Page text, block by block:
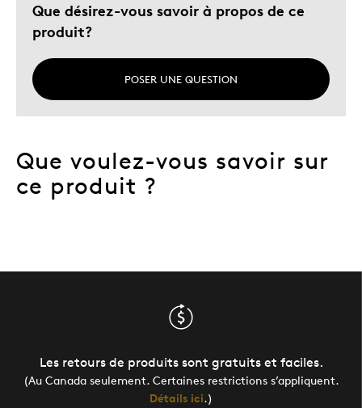
Que désirez-vous savoir à propos de ce
produit?
POSER UNE QUESTION
Que voulez-vous savoir sur
ce produit ?
Les retours de produits sont gratuits et faciles.
(Au Canada seulement. Certaines restrictions s’appliquent.
Détails ici.)